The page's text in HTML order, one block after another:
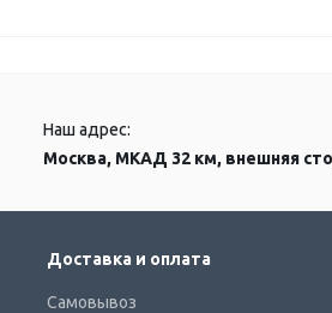
Наш адрес:
Москва, МКАД 32 км, внешняя
Доставка и оплата
Самовывоз